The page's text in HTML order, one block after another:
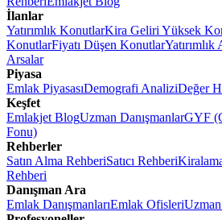
İlanlar
Yatırımlık KonutlarKira Geliri Yüksek
KonutlarFiyatı Düşen KonutlarYatırımlık
Arsalar
Piyasa
Emlak PiyasasıDemografi AnaliziDeğer
Keşfet
Emlakjet BlogUzman DanışmanlarGYF
Fonu)
Rehberler
Satın Alma RehberiSatıcı Rehberi
Rehberi
Danışman Ara
Emlak DanışmanlarıEmlak Ofisleri